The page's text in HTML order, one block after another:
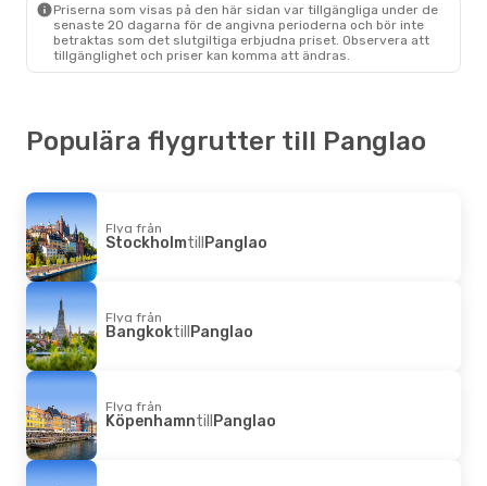
Cebu Air1 Mellanlandning
Bacolod- Panglao
Cebu Air 1 Mellanlandning
Panglao- Bacolod
Priserna som visas på den här sidan var tillgängliga under de
senaste 20 dagarna för de angivna perioderna och bör inte
betraktas som det slutgiltiga erbjudna priset. Observera att
tillgänglighet och priser kan komma att ändras.
Populära flygrutter till Panglao
Flyg från
StockholmtillPanglao
Flyg från
BangkoktillPanglao
Flyg från
KöpenhamntillPanglao